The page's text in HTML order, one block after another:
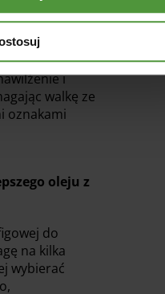
takimi
w pielęgnacji
i
walkę ze
oznakami
oleju z
do
na kilka
wybierać